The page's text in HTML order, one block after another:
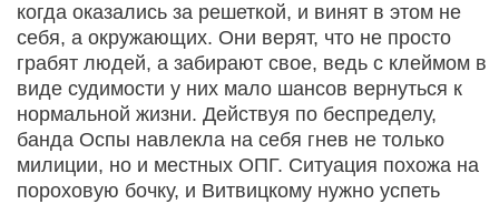
когда оказались за решеткой, и винят в этом не
себя, а окружающих. Они верят, что не просто
грабят людей, а забирают свое, ведь с клеймом в
виде судимости у них мало шансов вернуться к
нормальной жизни. Действуя по беспределу,
банда Оспы навлекла на себя гнев не только
милиции, но и местных ОПГ. Ситуация похожа на
пороховую бочку, и Витвицкому нужно успеть